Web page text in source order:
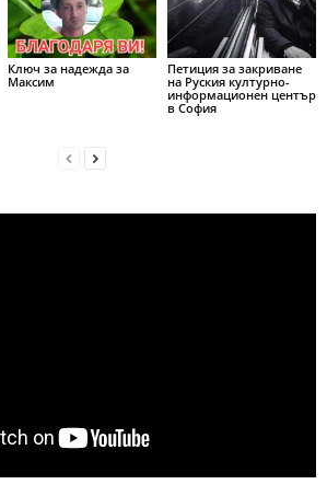
Ключ за надежда за
Максим
Петиция за закриване
на Руския културно-
информационен център
в София